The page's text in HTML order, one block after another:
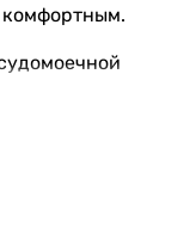
комфортным.